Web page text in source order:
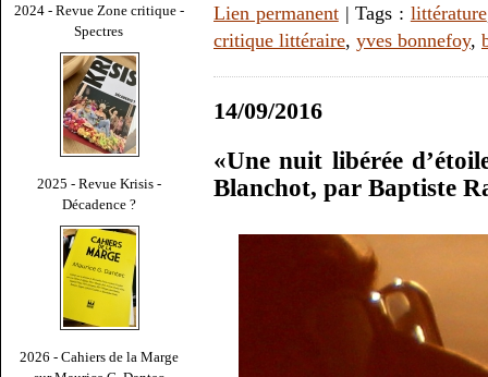
2024 - Revue Zone critique -
Spectres
2025 - Revue Krisis -
Décadence ?
2026 - Cahiers de la Marge
Lien permanent| Tags : littérature
critique littéraire, yves bonnefoy,
14/09/2016
«Une nuit libérée
Blanchot, par Baptiste